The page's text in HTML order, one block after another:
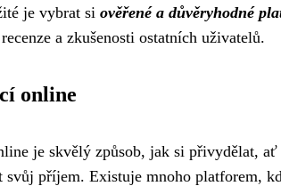
je vybrat si ověřené a důvěryhodné
a zkušenosti ostatních uživatelů.
online
je skvělý způsob, jak si přivydělat,
svůj příjem. Existuje mnoho platforem,